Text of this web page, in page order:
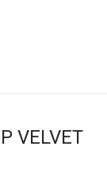
VELVET